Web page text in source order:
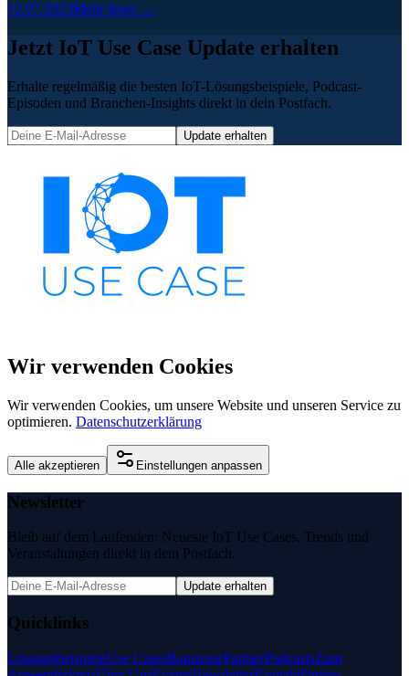
12.07.2023Mehr lesen →
Jetzt IoT Use Case Update erhalten
Erhalte regelmäßig die besten IoT-Lösungsbeispiele, Podcast-
Episoden und Branchen-Insights direkt in dein Postfach.
Update erhalten
Wir verwenden Cookies
Wir verwenden Cookies, um unsere Website und unseren Service zu
optimieren. Datenschutzerklärung
Alle akzeptieren Einstellungen anpassen
Newsletter
Bleib auf dem Laufenden: Neueste IoT Use Cases, Trends und
Veranstaltungen direkt in dein Postfach.
Update erhalten
Quicklinks
LösungsbeispieleUse CasesBausteinePartnerPodcastsZum